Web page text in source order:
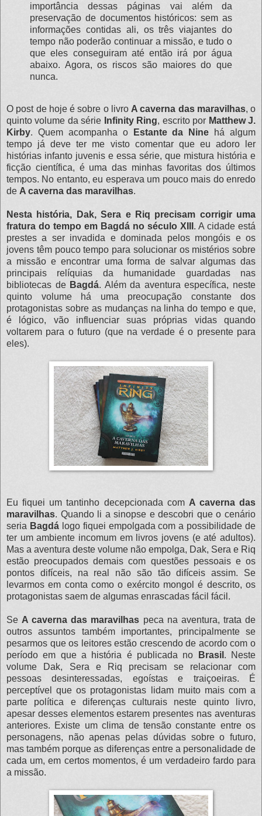
importância dessas páginas vai além da
preservação de documentos históricos: sem as
informações contidas ali, os três viajantes do
tempo não poderão continuar a missão, e tudo o
que eles conseguiram até então irá por água
abaixo. Agora, os riscos são maiores do que
nunca.
O post de hoje é sobre o livro A caverna das maravilhas, o
quinto volume da série Infinity Ring, escrito por Matthew J.
Kirby. Quem acompanha o Estante da Nine há algum
tempo já deve ter me visto comentar que eu adoro ler
histórias infanto juvenis e essa série, que mistura história e
ficção científica, é uma das minhas favoritas dos últimos
tempos. No entanto, eu esperava um pouco mais do enredo
de A caverna das maravilhas.
Nesta história, Dak, Sera e Riq precisam corrigir uma
fratura do tempo em Bagdá no século XIII . A cidade está
prestes a ser invadida e dominada pelos mongóis e os
jovens têm pouco tempo para solucionar os mistérios sobre
a missão e encontrar uma forma de salvar algumas das
principais relíquias da humanidade guardadas nas
bibliotecas de Bagdá. Além da aventura específica, neste
quinto volume há uma preocupação constante dos
protagonistas sobre as mudanças na linha do tempo e que,
é lógico, vão influenciar suas próprias vidas quando
voltarem para o futuro (que na verdade é o presente para
eles).
Eu fiquei um tantinho decepcionada com A caverna das
maravilhas. Quando li a sinopse e descobri que o cenário
seria Bagdálogo fiquei empolgada com a possibilidade de
ter um ambiente incomum em livros jovens (e até adultos).
Mas a aventura deste volume não empolga, Dak, Sera e Riq
estão preocupados demais com questões pessoais e os
pontos difíceis, na real não são tão difíceis assim. Se
levarmos em conta como o exército mongol é descrito, os
protagonistas saem de algumas enrascadas fácil fácil.
SeA caverna das maravilhas peca na aventura, trata de
outros assuntos também importantes, principalmente se
pesarmos que os leitores estão crescendo de acordo com o
período em que a história é publicada no
Brasil . Neste
volume Dak, Sera e Riq precisam se relacionar com
pessoas desinteressadas, egoístas e traiçoeiras. É
perceptível que os protagonistas lidam muito mais com a
parte política e diferenças culturais neste quinto livro,
apesar desses elementos estarem presentes nas aventuras
anteriores. Existe um clima de tensão constante entre os
personagens, não apenas pelas dúvidas sobre o futuro,
mas também porque as diferenças entre a personalidade de
cada um, em certos momentos, é um verdadeiro fardo para
a missão.